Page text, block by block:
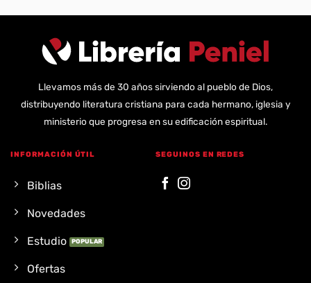
Llevamos más de 30 años sirviendo al pueblo de Dios,
distribuyendo literatura cristiana para cada hermano, iglesia y
ministerio que progresa en su edificación espiritual.
INFORMACIÓN ÚTIL
Biblias
Novedades
Estudio
Ofertas
SEGUINOS EN REDES